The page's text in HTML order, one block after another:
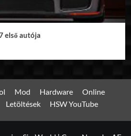
első autója
Mod Hardware
Online
Letöltések HSW YouTube